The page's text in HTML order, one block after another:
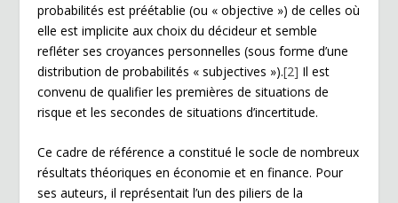
probabilités est préétablie (ou « objective ») de celles où
elle est implicite aux choix du décideur et semble
refléter ses croyances personnelles (sous forme d’une
distribution de probabilités « subjectives »).[2] Il est
convenu de qualifier les premières de situations de
risque et les secondes de situations d’incertitude.
Ce cadre de référence a constitué le socle de nombreux
résultats théoriques en économie et en finance. Pour
ses auteurs, il représentait l’un des piliers de la